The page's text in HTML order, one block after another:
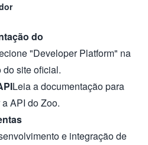
do
"Developer Platform" na
site oficial.
Leia a documentação para
API do Zoo.
e integração de